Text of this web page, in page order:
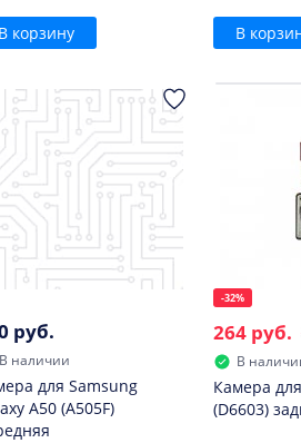
В корзину В
руб.
В наличии
для Samsung
A50 (A505F)
-32%
264 руб.
В
Камера
(D6603)